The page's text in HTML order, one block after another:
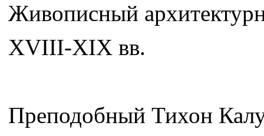
Живописный
XVIII-XIX вв.
Преподобный Тихон